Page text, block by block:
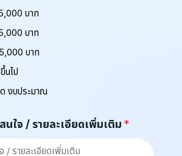
บาท
บาท
บาท
นไป
งบประมาณ
ใจ / รายละเอียดเพิ่มเติม